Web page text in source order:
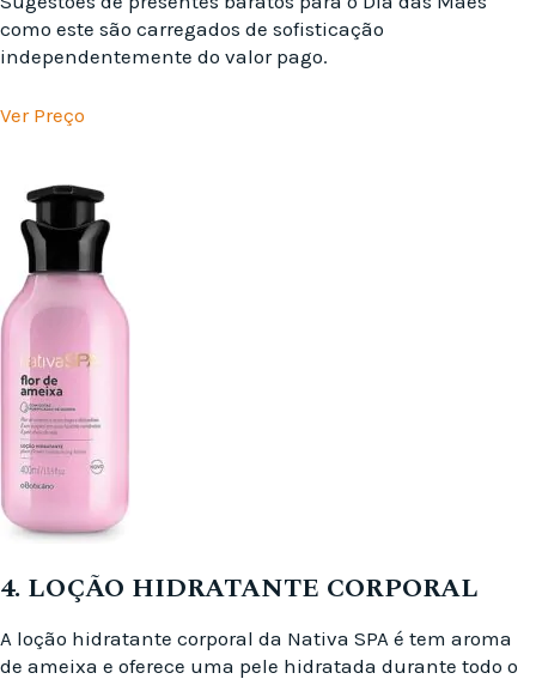
como este são carregados de sofisticação
independentemente do valor pago.
Ver Preço
4. LOÇÃO HIDRATANTE CORPORAL
A loção hidratante corporal da Nativa SPA é tem aroma
de ameixa e oferece uma pele hidratada durante todo o